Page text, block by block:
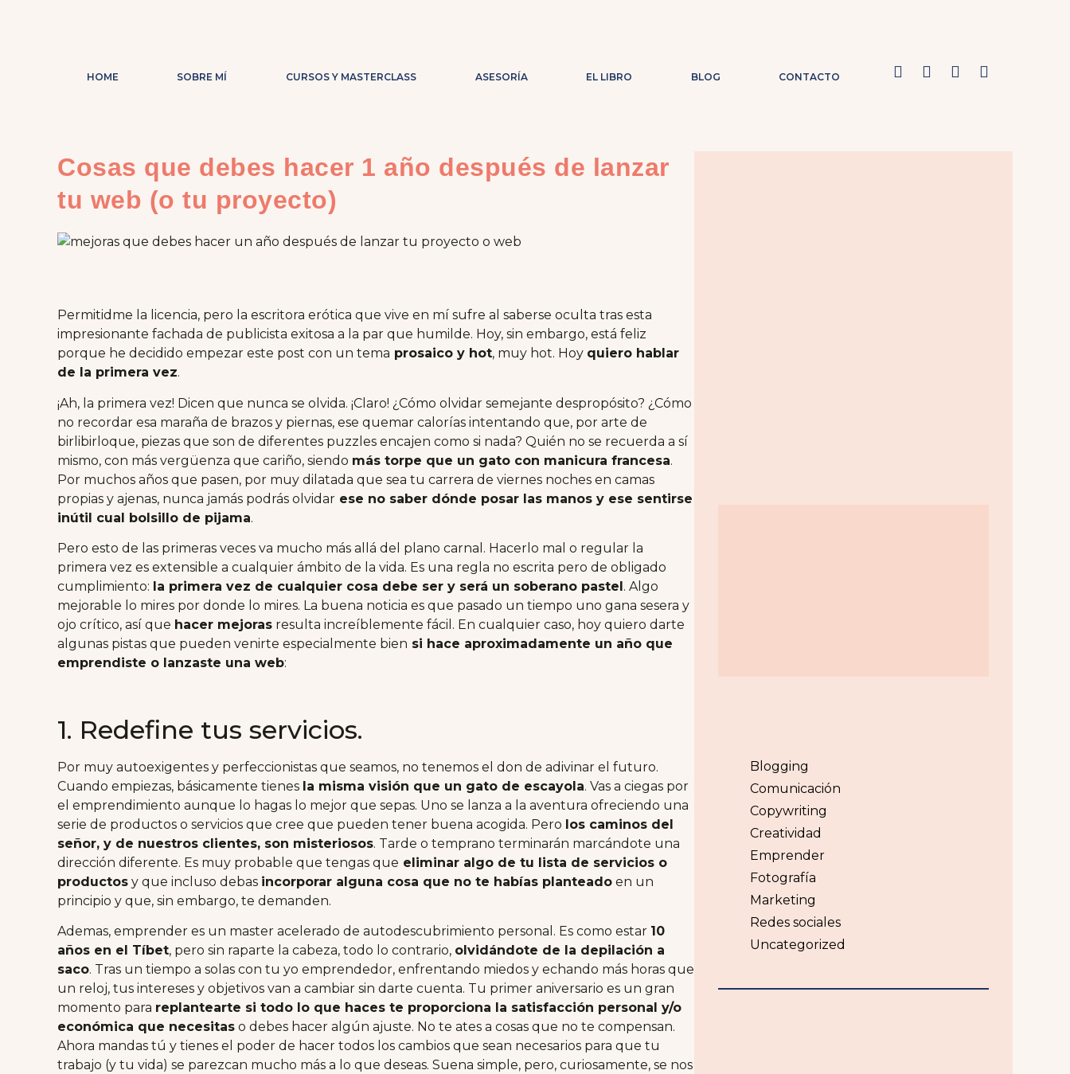
HOME SOBRE MÍ CURSOS Y MASTERCLASS ASESORÍA EL LIBRO BLOG CONTACTO
Cosas que debes hacer 1 año después de lanzar
tu web (o tu proyecto)
Permitidme la licencia, pero la escritora erótica que vive en mí sufre al saberse oculta tras esta
impresionante fachada de publicista exitosa a la par que humilde. Hoy, sin embargo, está feliz
porque he decidido empezar este post con un tema prosaico y hot, muy hot. Hoy quiero hablar
de la primera vez.
¡Ah, la primera vez! Dicen que nunca se olvida. ¡Claro! ¿Cómo olvidar semejante despropósito? ¿Cómo
no recordar esa maraña de brazos y piernas, ese quemar calorías intentando que, por arte de
birlibirloque, piezas que son de diferentes puzzles encajen como si nada? Quién no se recuerda a sí
mismo, con más vergüenza que cariño, siendo más torpe que un gato con manicura francesa.
Por muchos años que pasen, por muy dilatada que sea tu carrera de viernes noches en camas
propias y ajenas, nunca jamás podrás olvidar ese no saber dónde posar las manos y ese sentirse
inútil cual bolsillo de pijama.
Pero esto de las primeras veces va mucho más allá del plano carnal. Hacerlo mal o regular la
primera vez es extensible a cualquier ámbito de la vida. Es una regla no escrita pero de obligado
cumplimiento: la primera vez de cualquier cosa debe ser y será un soberano pastel . Algo
mejorable lo mires por donde lo mires. La buena noticia es que pasado un tiempo uno gana sesera y
ojo crítico, así que hacer mejoras resulta increíblemente fácil. En cualquier caso, hoy quiero darte
algunas pistas que pueden venirte especialmente bien si hace aproximadamente un año que
emprendiste o lanzaste una web:
1. Redefine tus servicios.
Por muy autoexigentes y perfeccionistas que seamos, no tenemos el don de adivinar el futuro.
Cuando empiezas, básicamente tienes la misma visión que un gato de escayola. Vas a ciegas por
el emprendimiento aunque lo hagas lo mejor que sepas. Uno se lanza a la aventura ofreciendo una
serie de productos o servicios que cree que pueden tener buena acogida. Pero los caminos del
señor, y de nuestros clientes, son misteriosos. Tarde o temprano terminarán marcándote una
dirección diferente. Es muy probable que tengas que eliminar algo de tu lista de servicios o
productos y que incluso debas incorporar alguna cosa que no te habías planteado en un
principio y que, sin embargo, te demanden.
Ademas, emprender es un master acelerado de autodescubrimiento personal. Es como estar 10
años en el Tíbet, pero sin raparte la cabeza, todo lo contrario, olvidándote de la depilación a
saco. Tras un tiempo a solas con tu yo emprendedor, enfrentando miedos y echando más horas que
un reloj, tus intereses y objetivos van a cambiar sin darte cuenta. Tu primer aniversario es un gran
momento para replantearte si todo lo que haces te proporciona la satisfacción personal y/o
económica que necesitas o debes hacer algún ajuste. No te ates a cosas que no te compensan.
Ahora mandas tú y tienes el poder de hacer todos los cambios que sean necesarios para que tu
trabajo (y tu vida) se parezcan mucho más a lo que deseas. Suena simple, pero, curiosamente, se nos
Blogging
Comunicación
Copywriting
Creatividad
Emprender
Fotografía
Marketing
Redes sociales
Uncategorized